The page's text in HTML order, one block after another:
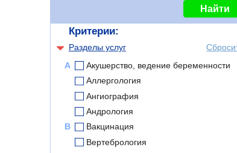
Найти
Критерии:
Разделы услуг
А
Акушерство, ведение беременности
Аллергология
Ангиография
Андрология
В
Вакцинация
Вертебрология